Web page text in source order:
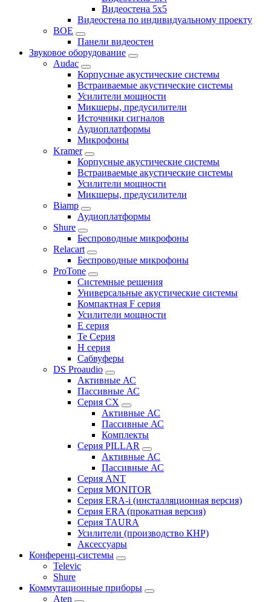
Видеостена 5x5
Видеостена по индивидуальному проекту
BOE
Панели видеостен
Звуковое оборудование
Audac
Корпусные акустические системы
Встраиваемые акустические системы
Усилители мощности
Микшеры, предусилители
Источники сигналов
Аудиоплатформы
Микрофоны
Kramer
Корпусные акустические системы
Встраиваемые акустические системы
Усилители мощности
Микшеры, предусилители
Biamp
Аудиоплатформы
Shure
Беспроводные микрофоны
Relacart
Беспроводные микрофоны
ProTone
Системные решения
Универсальные акустические системы
Компактная F серия
Усилители мощности
E серия
Te Серия
H серия
Сабвуферы
DS Proaudio
Активные АС
Пассивные АС
Серия CX
Активные АС
Пассивные АС
Комплекты
Серия PILLAR
Активные АС
Пассивные АС
Серия ANT
Серия MONITOR
Серия ERA-i (инсталляционная версия)
Серия ERA (прокатная версия)
Серия TAURA
Усилители (производство КНР)
Аксессуары
Конференц-системы
Televic
Shure
Коммутационные приборы
Aten